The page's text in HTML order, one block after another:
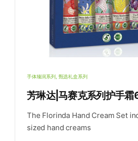
手体臻润系列 , 甄选礼盒系列
芳琳达|马赛克系列护手霜
The Florinda Hand Cream Set
sized hand creams